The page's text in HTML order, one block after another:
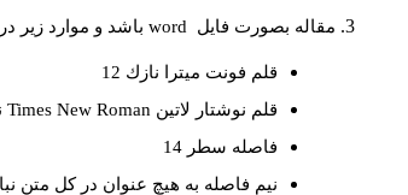
مقاله بصورت فايل word باشد و موارد زير
قلم فونت ميترا نازك 12
قلم نوشتار لاتين Times New Roman
فاصله سطر 14
نيم فاصله به هيچ عنوان در كل متن